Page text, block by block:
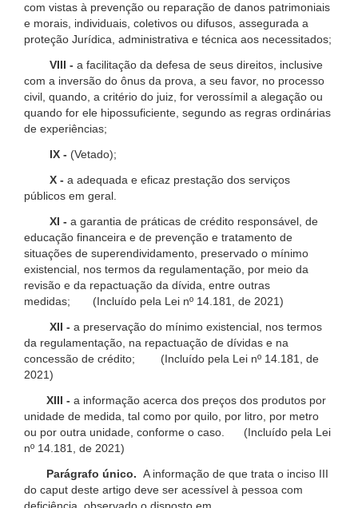
com vistas à prevenção ou reparação de danos patrimoniais
e morais, individuais, coletivos ou difusos, assegurada a
proteção Jurídica, administrativa e técnica aos necessitados;
VIII - a facilitação da defesa de seus direitos, inclusive
com a inversão do ônus da prova, a seu favor, no processo
civil, quando, a critério do juiz, for verossímil a alegação ou
quando for ele hipossuficiente, segundo as regras ordinárias
de experiências;
IX - (Vetado);
X - a adequada e eficaz prestação dos serviços
públicos em geral.
XI - a garantia de práticas de crédito responsável, de
educação financeira e de prevenção e tratamento de
situações de superendividamento, preservado o mínimo
existencial, nos termos da regulamentação, por meio da
revisão e da repactuação da dívida, entre outras
medidas; (Incluído pela Lei nº 14.181, de 2021)
XII - a preservação do mínimo existencial, nos termos
da regulamentação, na repactuação de dívidas e na
concessão de crédito; (Incluído pela Lei nº 14.181, de
2021)
XIII - a informação acerca dos preços dos produtos por
unidade de medida, tal como por quilo, por litro, por metro
ou por outra unidade, conforme o caso. (Incluído pela Lei
nº 14.181, de 2021)
Parágrafo único. A informação de que trata o inciso III
do caput deste artigo deve ser acessível à pessoa com